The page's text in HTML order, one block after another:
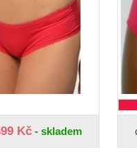
Kč - skladem